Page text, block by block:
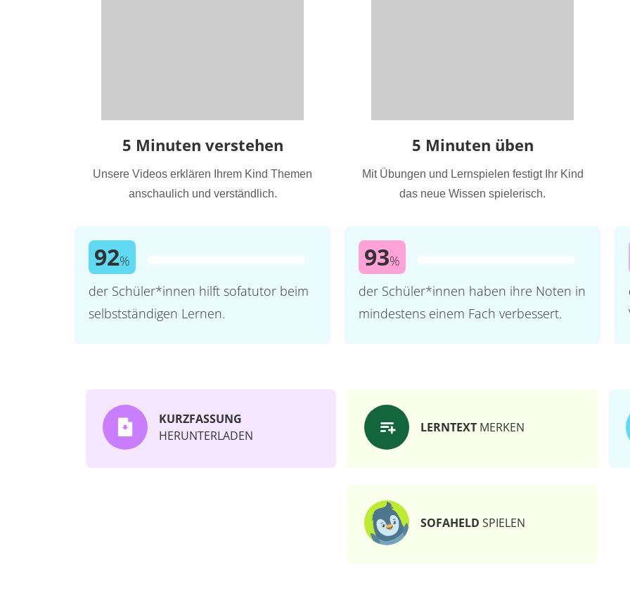
5 Minuten verstehen
Unsere Videos erklären Ihrem Kind Themen
anschaulich und verständlich.
92%
der Schüler*innen hilft sofatutor beim
selbstständigen Lernen.
5 Minuten üben
Mit Übungen und Lernspielen festigt Ihr Kind
das neue Wissen spielerisch.
93%
der Schüler*innen haben ihre Noten in
mindestens einem Fach verbessert.
KURZFASSUNG
HERUNTERLADEN
LERNTEXT MERKEN
SOFAHELD SPIELEN